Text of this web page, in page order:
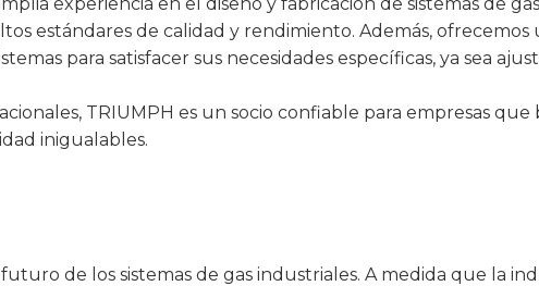
estándares de calidad y rendimiento. Además, ofrecemos
para satisfacer sus necesidades específicas, ya sea
TRIUMPH es un socio confiable para empresas que
inigualables.
de los sistemas de gas industriales. A medida que la